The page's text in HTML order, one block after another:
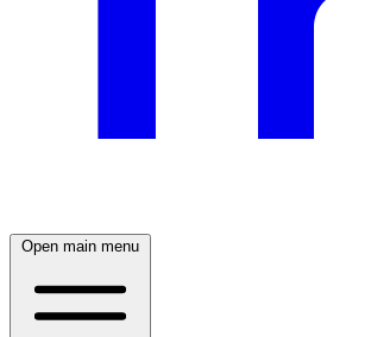
Open main menu